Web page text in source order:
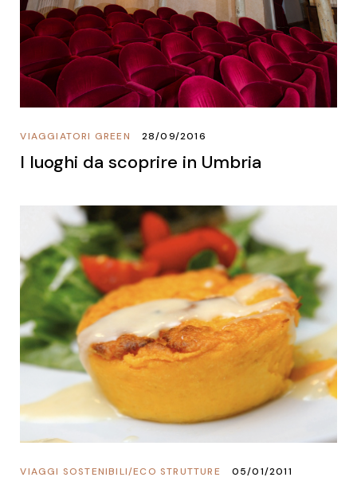
VIAGGIATORI GREEN 28/09/2016
I luoghi da scoprire in Umbria
ECO STRUTTURE
/
VIAGGI SOSTENIBILI 05/01/2011